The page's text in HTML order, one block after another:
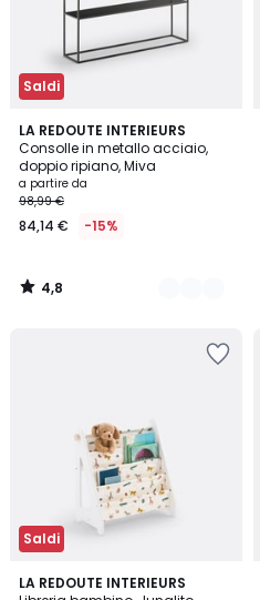
Saldi
LA REDOUTE INTERIEURS
Consolle in metallo acciaio,
doppio ripiano, Miva
a partire da
98,99 €
84,14 € -15%
4,8
/ 5
2
Colori
4,8
/
Saldi
LA REDOUTE INTERIEURS
5